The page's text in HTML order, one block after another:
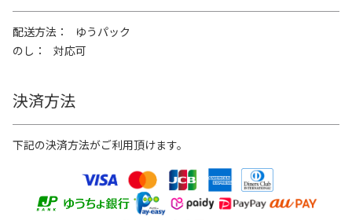
配送方法
ゆうパック
のし
対応可
決済方法
下記の決済方法がご利用頂けます。